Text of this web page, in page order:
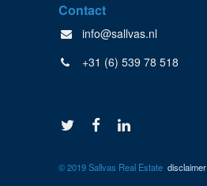
Contact
info@sallvas.nl
+31 (6) 539 78 518
© 2019 Sallvas Real Estate disclaimer